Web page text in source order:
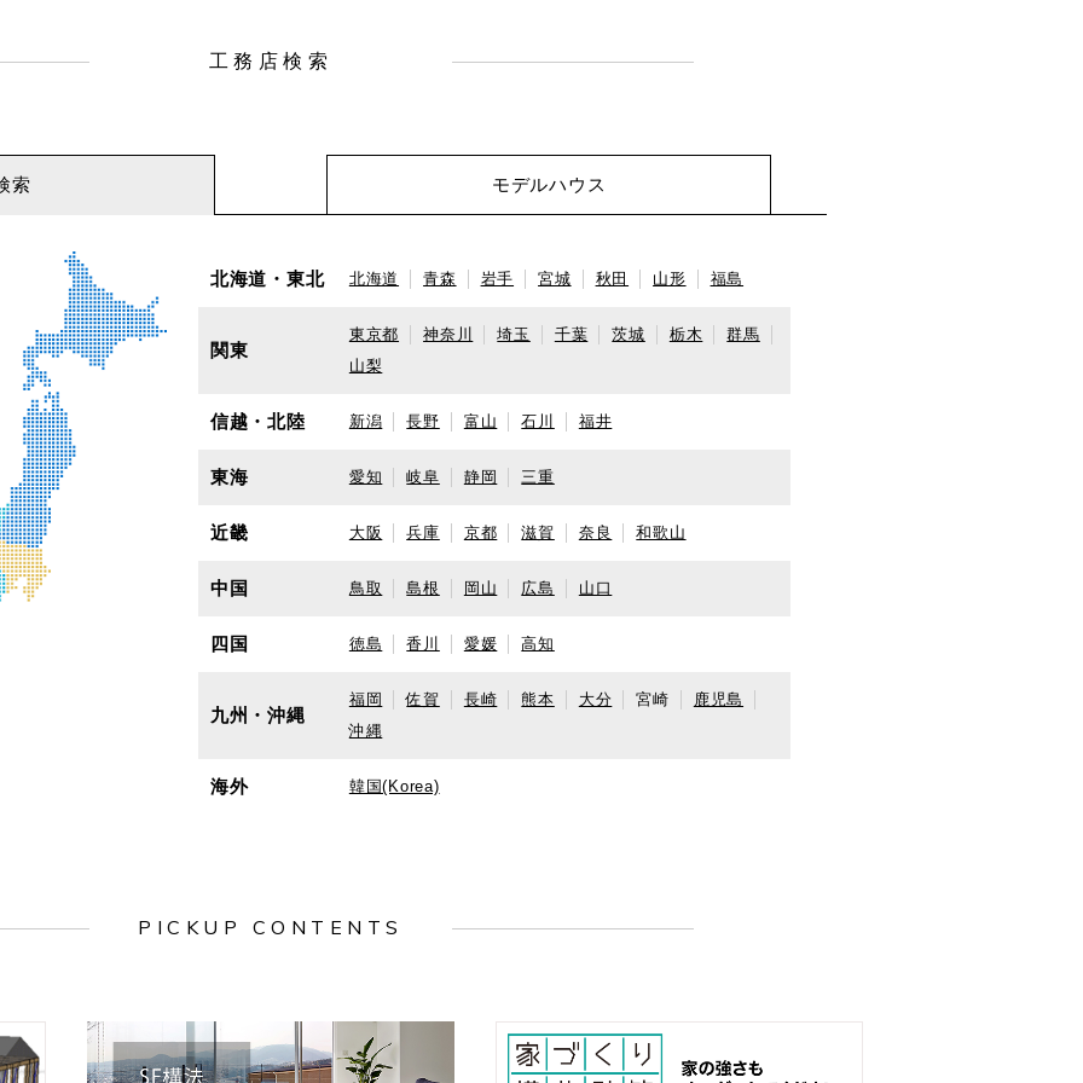
工務店検索
索 モデルハウス
北海道・東北 北海道 青森 岩手 宮城 秋田 山形 福島
関東
東京都 神奈川 埼玉 千葉 茨城 栃木
群馬
山梨
信越・北陸 新潟 長野 富山 石川 福井
東海 愛知 岐阜 静岡 三重
近畿 大阪 兵庫 京都 滋賀 奈良 和歌山
中国 鳥取 島根 岡山 広島 山口
四国 徳島 香川 愛媛 高知
九州・沖縄
福岡 佐賀 長崎 熊本 大分 宮崎
鹿児島
沖縄
海外 韓国(Korea)
PICKUP CONTENTS